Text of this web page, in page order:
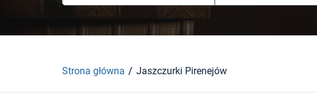
Strona główna Jaszczurki Pirenejów